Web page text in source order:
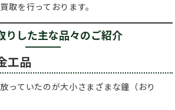
取を行っております。
りした主な品々のご紹介
工品
っていたのが大小さまざまな鐘（おり